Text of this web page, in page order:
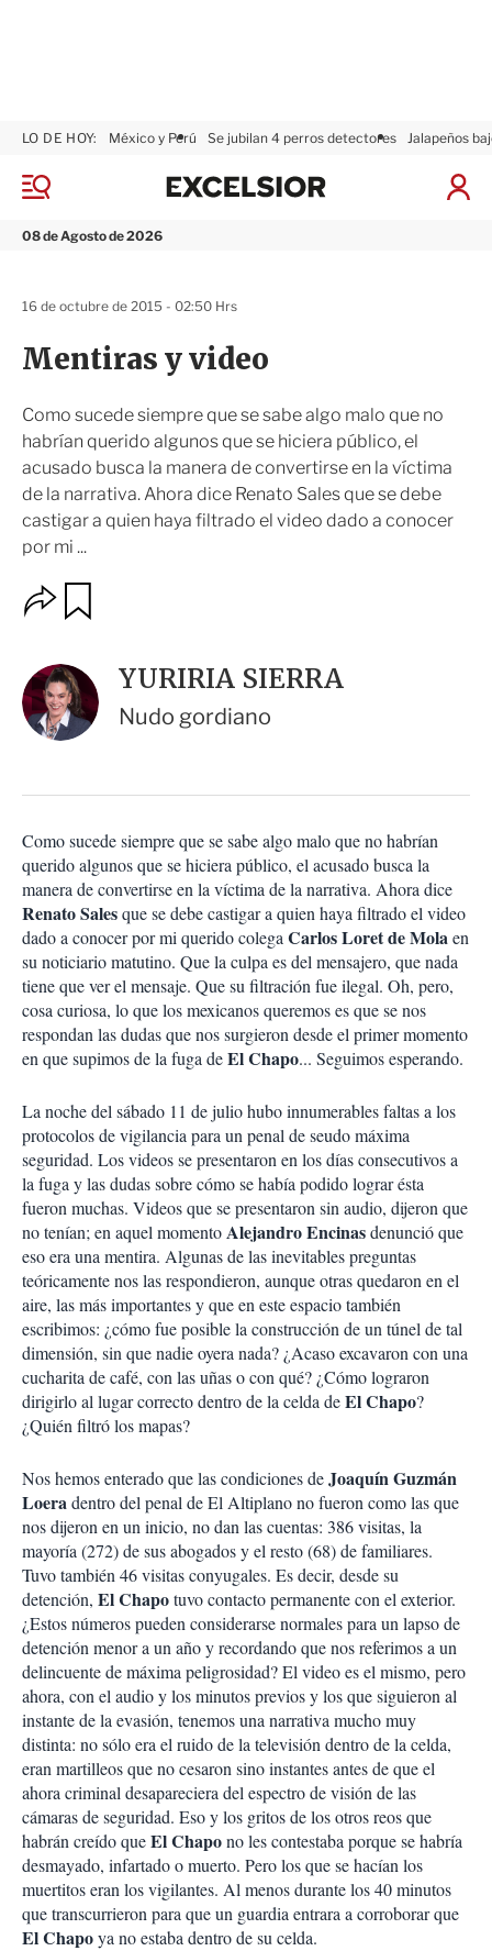
M
n
08 de Agosto de 2026
LO DE HOY: México y Perú Se jubilan 4 perros detectores Jalapeños
I
x
Mentiras y video
Como sucede siempre que se sabe algo malo que no
habrían querido algunos que se hiciera público, el
acusado busca la manera de convertirse en la víctima
de la narrativa. Ahora dice Renato Sales que se debe
castigar a quien haya filtrado el video dado a conocer
por mi ...
16 de octubre de 2015 - 02:50 Hrs
O
p
o
n
e
s
c
m
p
a
r
t
i
r
a
r
YURIRIA SIERRA
Nudo gordiano
Como sucede siempre que se sabe algo malo que no habrían
querido algunos que se hiciera público, el acusado busca la
manera de convertirse en la víctima de la narrativa. Ahora dice
Renato Salesque se debe castigar a quien haya filtrado el video
dado a conocer por mi querido colega Carlos Loret de Molaen
su noticiario matutino. Que la culpa es del mensajero, que nada
tiene que ver el mensaje. Que su filtración fue ilegal. Oh, pero,
cosa curiosa, lo que los mexicanos queremos es que se nos
respondan las dudas que nos surgieron desde el primer momento
en que supimos de la fuga deEl Chapo... Seguimos esperando.
La noche del sábado 11 de julio hubo innumerables faltas a los
protocolos de vigilancia para un penal de seudo máxima
seguridad. Los videos se presentaron en los días consecutivos a
la fuga y las dudas sobre cómo se había podido lograr ésta
fueron muchas. Videos que se presentaron sin audio, dijeron que
no tenían; en aquel momentoAlejandro Encinasdenunció que
eso era una mentira. Algunas de las inevitables preguntas
teóricamente nos las respondieron, aunque otras quedaron en el
aire, las más importantes y que en este espacio también
escribimos: ¿cómo fue posible la construcción de un túnel de tal
dimensión, sin que nadie oyera nada? ¿Acaso excavaron con una
cucharita de café, con las uñas o con qué? ¿Cómo lograron
dirigirlo al lugar correcto dentro de la celda deEl Chapo?
¿Quién filtró los mapas?
Nos hemos enterado que las condiciones deJoaquín Guzmán
Loeradentro del penal de El Altiplano no fueron como las que
nos dijeron en un inicio, no dan las cuentas: 386 visitas, la
mayoría (272) de sus abogados y el resto (68) de familiares.
Tuvo también 46 visitas conyugales. Es decir, desde su
detención, El Chapotuvo contacto permanente con el exterior.
¿Estos números pueden considerarse normales para un lapso de
detención menor a un año y recordando que nos referimos a un
delincuente de máxima peligrosidad? El video es el mismo, pero
ahora, con el audio y los minutos previos y los que siguieron al
instante de la evasión, tenemos una narrativa mucho muy
distinta: no sólo era el ruido de la televisión dentro de la celda,
eran martilleos que no cesaron sino instantes antes de que el
ahora criminal desapareciera del espectro de visión de las
cámaras de seguridad. Eso y los gritos de los otros reos que
habrán creído queEl Chapono les contestaba porque se habría
desmayado, infartado o muerto. Pero los que se hacían los
muertitos eran los vigilantes. Al menos durante los 40 minutos
que transcurrieron para que un guardia entrara a corroborar que
El Chapoya no estaba dentro de su celda.